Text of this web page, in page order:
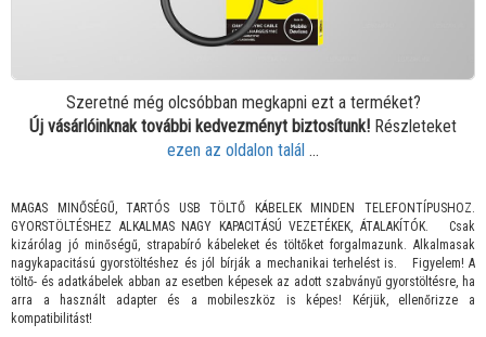
Szeretné még olcsóbban megkapni ezt a terméket?
Új vásárlóinknak további kedvezményt biztosítunk! Részleteket
ezen az oldalon talál ...
MAGAS MINŐSÉGŰ, TARTÓS USB TÖLTŐ KÁBELEK MINDEN TELEFONTÍPUSHOZ.
GYORSTÖLTÉSHEZ ALKALMAS NAGY KAPACITÁSÚ VEZETÉKEK, ÁTALAKÍTÓK. Csak
kizárólag jó minőségű, strapabíró kábeleket és töltőket forgalmazunk. Alkalmasak
nagykapacitású gyorstöltéshez és jól bírják a mechanikai terhelést is. Figyelem! A
töltő- és adatkábelek abban az esetben képesek az adott szabványű gyorstöltésre, ha
arra a használt adapter és a mobileszköz is képes! Kérjük, ellenőrizze a
kompatibilitást!